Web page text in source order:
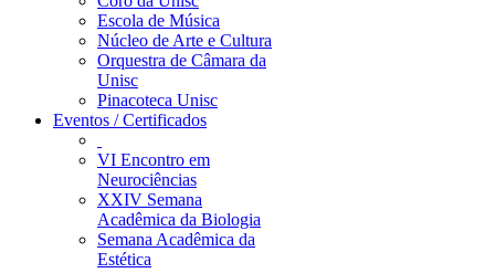
Escola de Música
Núcleo de Arte e Cultura
Orquestra de Câmara da
Unisc
Pinacoteca Unisc
Eventos / Certificados
VI Encontro em
Neurociências
XXIV Semana
Acadêmica da Biologia
Semana Acadêmica da
Estética